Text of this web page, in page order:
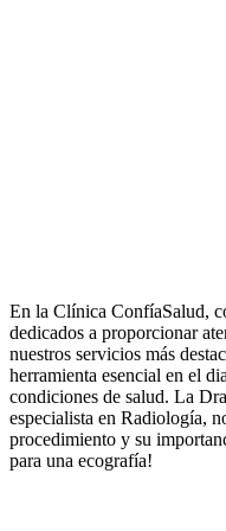
En la Clínica ConfíaSalud,
dedicados a proporcionar
nuestros servicios más
herramienta esencial en el
condiciones de salud. La
especialista en Radiología,
procedimiento y su
para una ecografía!